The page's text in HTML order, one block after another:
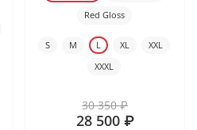
Red Gloss
S M L XL
XXL
XXXL
30 350 ₽
28 500 ₽